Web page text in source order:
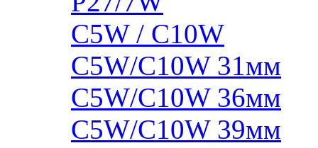
C5W / C10W
C5W/C10W 31мм
C5W/C10W 36мм
C5W/C10W 39мм